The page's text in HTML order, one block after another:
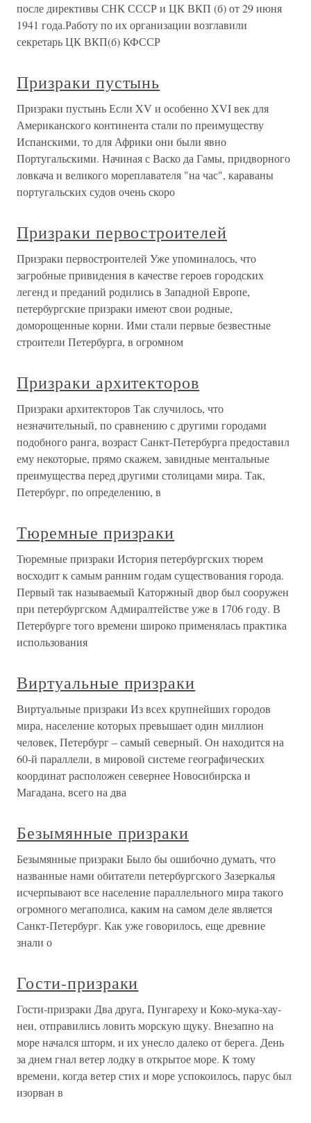
после директивы СНК СССР и ЦК ВКП (б) от 29 июня
1941 года.Работу по их организации возглавили
секретарь ЦК ВКП(б) КФССР
Призраки пустынь
Призраки пустынь Если XV и особенно XVI век для
Американского континента стали по преимуществу
Испанскими, то для Африки они были явно
Португальскими. Начиная с Васко да Гамы, придворного
ловкача и великого мореплавателя "на час", караваны
португальских судов очень скоро
Призраки первостроителей
Призраки первостроителей Уже упоминалось, что
загробные привидения в качестве героев городских
легенд и преданий родились в Западной Европе,
петербургские призраки имеют свои родные,
доморощенные корни. Ими стали первые безвестные
строители Петербурга, в огромном
Призраки архитекторов
Призраки архитекторов Так случилось, что
незначительный, по сравнению с другими городами
подобного ранга, возраст Санкт-Петербурга предоставил
ему некоторые, прямо скажем, завидные ментальные
преимущества перед другими столицами мира. Так,
Петербург, по определению, в
Тюремные призраки
Тюремные призраки История петербургских тюрем
восходит к самым ранним годам существования города.
Первый так называемый Каторжный двор был сооружен
при петербургском Адмиралтействе уже в 1706 году. В
Петербурге того времени широко применялась практика
использования
Виртуальные призраки
Виртуальные призраки Из всех крупнейших городов
мира, население которых превышает один миллион
человек, Петербург – самый северный. Он находится на
60-й параллели, в мировой системе географических
координат расположен севернее Новосибирска и
Магадана, всего на два
Безымянные призраки
Безымянные призраки Было бы ошибочно думать, что
названные нами обитатели петербургского Зазеркалья
исчерпывают все население параллельного мира такого
огромного мегаполиса, каким на самом деле является
Санкт-Петербург. Как уже говорилось, еще древние
знали о
Гости-призраки
Гости-призраки Два друга, Пунгареху и Коко-мука-хау-
неи, отправились ловить морскую щуку. Внезапно на
море начался шторм, и их унесло далеко от берега. День
за днем гнал ветер лодку в открытое море. К тому
времени, когда ветер стих и море успокоилось, парус был
изорван в